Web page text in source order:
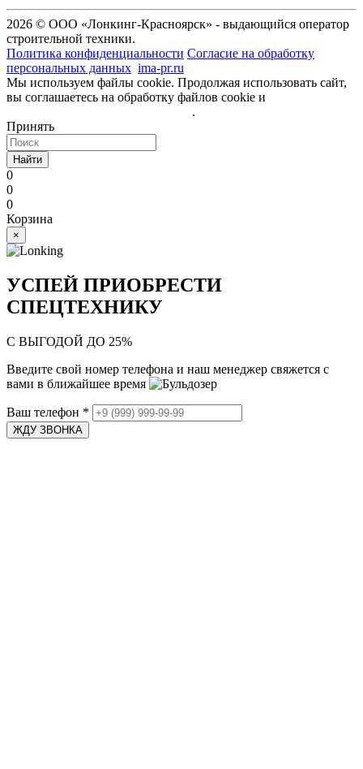
2026 © ООО «Лонкинг-Красноярск» - выдающийся оператор
строительной техники.
Политика конфиденциальности Согласие на обработку
персональных данных ima-pr.ru
Мы используем файлы cookie. Продолжая использовать сайт,
вы соглашаетесь на обработку файлов cookie и
.
Принять
Найти
0
0
0
Корзина
×
УСПЕЙ ПРИОБРЕСТИ
СПЕЦТЕХНИКУ
С ВЫГОДОЙ ДО 25%
Введите свой номер телефона и наш менеджер свяжется с
вами в ближайшее время
Ваш телефон *